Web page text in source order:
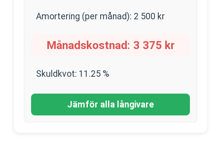
Amortering (per månad): 2 500 kr
Månadskostnad: 3 375 kr
Skuldkvot: 11.25 %
Jämför alla långivare